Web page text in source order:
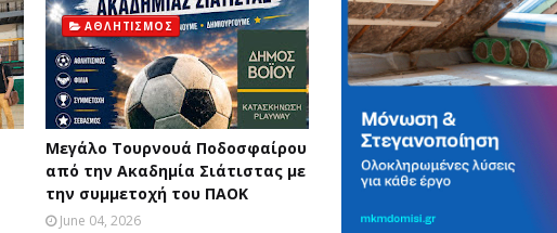
ΑΘΛΗΤΙΣΜΟΣ
Μεγάλο Τουρνουά Ποδοσφαίρου
από την Ακαδημία Σιάτιστας με
την συμμετοχή του ΠΑΟΚ
June 04, 2026